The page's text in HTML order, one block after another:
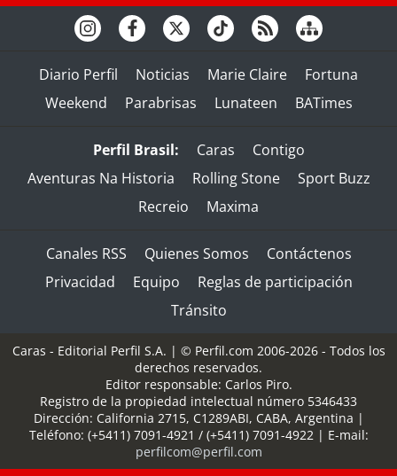
Diario Perfil Noticias Marie Claire
Fortuna
Weekend
Parabrisas Lunateen BATimes
Perfil Brasil: Caras
Contigo
Aventuras Na Historia
Rolling Stone
Sport Buzz
Recreio
Maxima
Canales RSS Quienes Somos
Contáctenos
Privacidad
Equipo
Reglas de participación
Tránsito
Caras - Editorial Perfil S.A. | © Perfil.com 2006-2026 - Todos los
derechos reservados.
Editor responsable: Carlos Piro.
Registro de la propiedad intelectual número 5346433
Dirección: California 2715, C1289ABI, CABA, Argentina |
Teléfono: (+5411) 7091-4921 / (+5411) 7091-4922 | E-mail:
perfilcom@perfil.com